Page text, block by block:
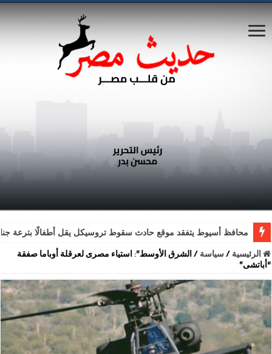
محافظ أسيوط يتفقد موقع حادث سقوط تروسيكل يقل أطفالًا بترعة
الرئيسية /سياسة /الشرق الأوسط”: استياء مصرى لعرقلة أوباما صفقة
“أباتشى”